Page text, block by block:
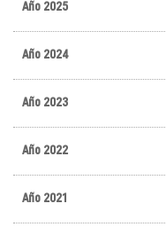
Año 2025
Año 2024
Año 2023
Año 2022
Año 2021